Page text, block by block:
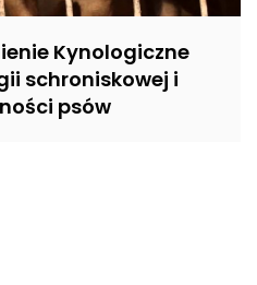
Kynologiczne
schroniskowej i
psów